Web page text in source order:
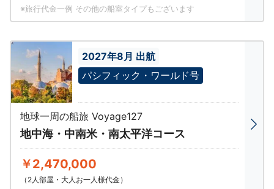
※旅行代金一例 その他の船室タイプもございます
2027年8月 出航
パシフィック・ワールド号
地球一周の船旅 Voyage127
地中海・中南米・南太平洋コース
￥2,470,000
（2人部屋・大人お一人様代金）